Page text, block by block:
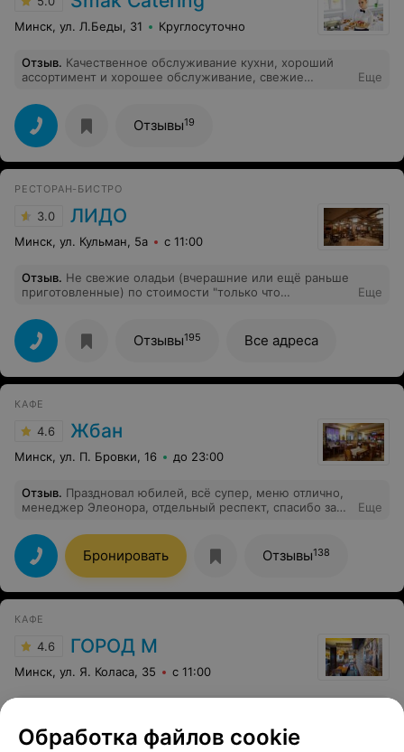
Минск, ул. Л.Беды, 31 Круглосуточно
Отзыв. Качественное обслуживание кухни, хороший
ассортимент и хорошее обслуживание, свежие
работу ♥️
Еще
Отзывы19
РЕСТОРАН-БИСТРО
3.0 ЛИДО
Минск, ул. Кульман, 5а с 11:00
Отзыв. Не свежие оладьи (вчерашние или ещё раньше
приготовленные) по стоимости "только что
что резиновые оладьи из кабачков и "стопицот" раз
разогретые
Еще
Отзывы195 Все адреса
КАФЕ
4.6 Жбан
Минск, ул. П. Бровки, 16 до 23:00
Отзыв. Праздновал юбилей, всё супер, меню отлично,
менеджер Элеонора, отдельный респект, спасибо за
Еще
Бронировать Отзывы138
КАФЕ
4.6 ГОРОД М
Минск, ул. Я. Коласа, 35 с 11:00
Обработка файлов cookie